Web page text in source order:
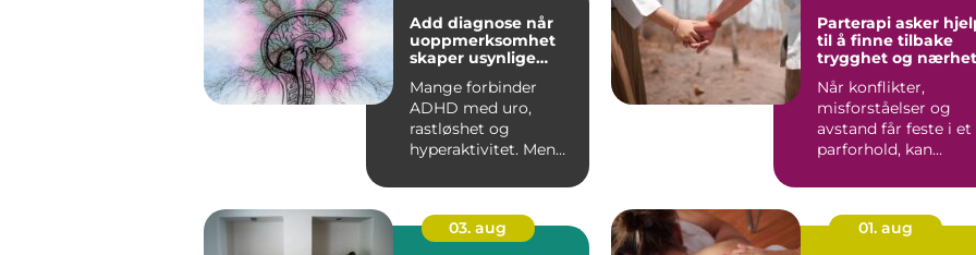
Add diagnose når
uoppmerksomhet
skaper usynlige
Mange forbinder
ADHD med uro,
rastløshet og
hyperaktivitet. Men
sitter stille, følge...
Parterapi asker hjelp
til å finne tilbake
trygghet og nærhet
Når konflikter,
misforståelser og
avstand får feste i et
parforhold, kan
utrygg o...
03. aug
01. aug